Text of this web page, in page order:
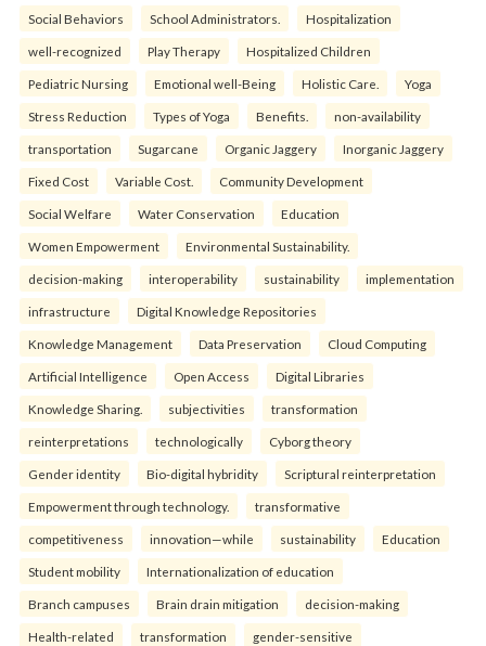
Social Behaviors School Administrators. Hospitalization
well-recognized Play Therapy Hospitalized Children
Pediatric Nursing Emotional well-Being Holistic Care. Yoga
Stress Reduction Types of Yoga Benefits. non-availability
transportation Sugarcane Organic Jaggery Inorganic Jaggery
Fixed Cost Variable Cost. Community Development
Social Welfare Water Conservation Education
Women Empowerment Environmental Sustainability.
decision-making interoperability sustainability implementation
infrastructure Digital Knowledge Repositories
Knowledge Management Data Preservation Cloud Computing
Artificial Intelligence Open Access Digital Libraries
Knowledge Sharing. subjectivities transformation
reinterpreta⁠tions tec⁠hnologically Cyborg theory
Gender identity Bio-digital hybridity Scriptural reinterpretation
Empowerment through technology. transformative
competitiveness innovation—while sustainability Education
Student mobility Internationalization of education
Branch campuses Brain drain mitigation decision-making
Health-related transformation gender-sensitive